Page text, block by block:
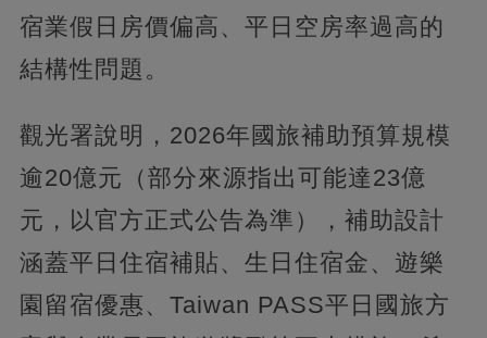
宿業假日房價偏高、平日空房率過高的
結構性問題。
觀光署說明，2026年國旅補助預算規模
逾20億元（部分來源指出可能達23億
元，以官方正式公告為準），補助設計
涵蓋平日住宿補貼、生日住宿金、遊樂
園留宿優惠、Taiwan PASS平日國旅方